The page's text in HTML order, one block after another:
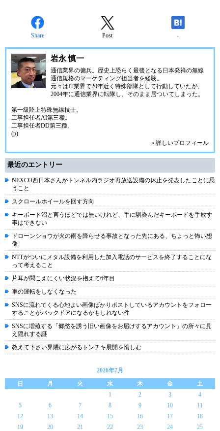
Share Post -
岩永 慎一
通信業界の傭兵。歴史上恐らく最後となる日本発祥の無線
通信規格のマーケティング担当者を経験。
元々はIT業界で20年近く特殊部隊として行動していたが、
2004年に通信業界に転隊し、そのまま居ついてしまった。
第一級陸上特殊無線技士。
工事担任者AI第三種。
工事担任者DD第三種。
(p)
» 詳しいプロフィール
最近のエントリー
NEXCO西日本さんがトンネル内ラジオ再放送設備の休止を発表したことに思
うこと
スクロールホイールを回す方向
キーボード沼と言うほどでは無いけれど、手に馴染んだキーボードを手放す
事はできない
ドローンショウが火の雨を降らせる事故となった先にある、ちょっと怖い想
像
NTTがついにメタル設備を利用した加入電話のサービスを終了することにな
って考えること
片耳が聞こえにくい状況を抱えて6年目
車の運転をしなくなった
SNSに流れてくる心地よい画像ばかりポストしているアカウントをフォロー
することがバックドアになるかもしれない件
SNSに増殖する「郷愁を誘う旧い画像をお届けするアカウント」の所々に見
え隠れする謎
教えて下さい界隈に広がるトンチキ展開を愉しむ
2026年7月
日
月 火 水 木 金
土
1
2 3
4
5
6 7 8 9 10
11
12
13 14 15 16 17
18
19
20 21 22 23 24
25